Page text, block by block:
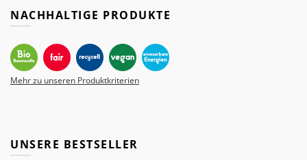
NACHHALTIGE PRODUKTE
Mehr zu unseren Produktkriterien
UNSERE BESTSELLER